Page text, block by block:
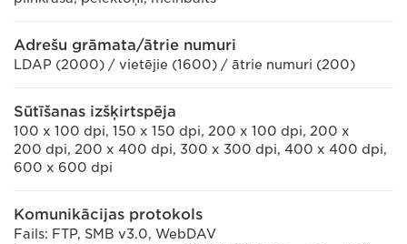
Adrešu grāmata/ātrie numuri
LDAP (2000) / vietējie (1600) / ātrie numuri (200)
Sūtīšanas izšķirtspēja
100 x 100 dpi, 150 x 150 dpi, 200 x 100 dpi, 200 x
200 dpi, 200 x 400 dpi, 300 x 300 dpi, 400 x 400 dpi,
600 x 600 dpi
Komunikācijas protokols
Fails: FTP, SMB v3.0, WebDAV